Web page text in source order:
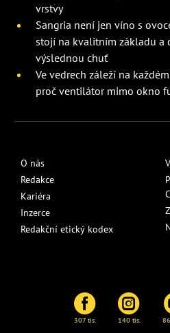
vrstvy
Sangria není jen víno s
stojí na kvalitním základu a
výslednou chuť
Ve vedrech záleží na
proč ventilátor mimo okno
O nás
Redakce
Kariéra
Inzerce
Redakční etický kodex
307 tis. 140 tis.